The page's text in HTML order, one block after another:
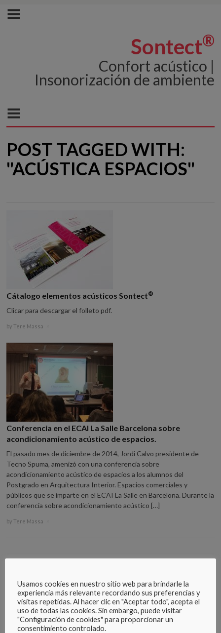
Sontect®
Confort acústico |
Insonorización de ambiente
POST TAGGED WITH:
"ACÚSTICA ESPACIOS"
Cátalogo elementos acústicos Sontect®
Clicar para descargar el folleto pdf.
by Tere Massa
Conferencia en el ECAI La Salle Barcelona sobre
acondicionamiento acústico de espacios.
El pasado mes de diciembre de 2014, Jordi Calvo presidente de
Tecno Spuma, amenizó con una conferencia sobre
acondicionamiento acústico de espacios a los alumnos del
Postgrado en Arquitectura Interior. Espacios comerciales y
públicos que se imparte en el ECAI La Salle en Barcelona. Durante la
conferencia sobre acondicionamiento acústico […]
by Tere Massa
Aplicación Sontect ®para la mejora acústica en
locales
Tiempo de reverberación – normativa
Usamos cookies en nuestro sitio web para brindarle la
experiencia más relevante recordando sus preferencias y
visitas repetidas. Al hacer clic en "Aceptar todo", acepta el
uso de todas las cookies. Sin embargo, puede visitar
"Configuración de cookies" para proporcionar un
consentimiento controlado.